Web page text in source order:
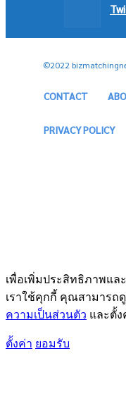
©2022
CONTACT
PRIVACY POLICY
เพื่อเพิ่มประสิทธิภาพแล
เราใช้คุกกี้ คุณสามารถดู
ความเป็นส่วนตัว และตั้
ตั้งค่า ยอมรับ